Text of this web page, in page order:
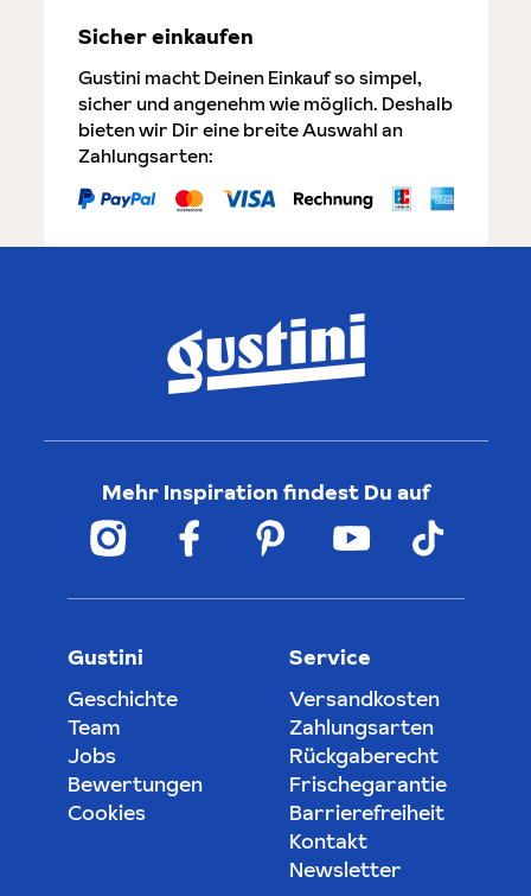
Sicher einkaufen
Gustini macht Deinen Einkauf so simpel,
sicher und angenehm wie möglich. Deshalb
bieten wir Dir eine breite Auswahl an
Zahlungsarten:
Mehr Inspiration findest Du auf
Gustini
Geschichte
Team
Jobs
Bewertungen
Cookies
Service
Versandkosten
Zahlungsarten
Rückgaberecht
Frischegarantie
Barrierefreiheit
Kontakt
Newsletter